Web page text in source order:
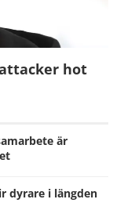
hot
är
dyrare i längden